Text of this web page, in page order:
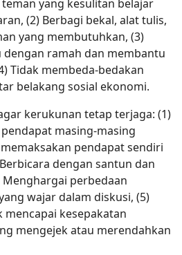
yang kesulitan belajar
(2) Berbagi bekal, alat tulis,
yang membutuhkan, (3)
ramah dan membantu
Tidak membeda-bedakan
belakang sosial ekonomi.
kerukunan tetap terjaga: (1)
masing-masing
pendapat sendiri
dengan santun dan
perbedaan
wajar dalam diskusi, (5)
kesepakatan
mengejek atau merendahkan